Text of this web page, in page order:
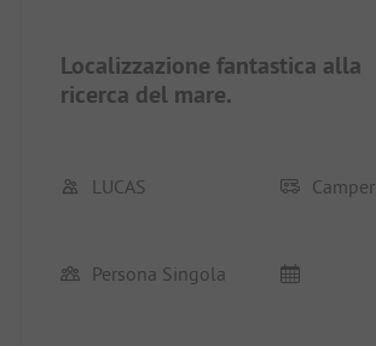
Localizzazione fantastica alla
ricerca del mare.
LUCAS Camper
Persona Singola